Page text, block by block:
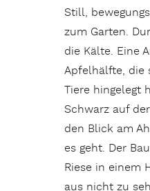
Still,
zum Garten.
die Kälte. Eine
Apfelhälfte, die
Tiere hingelegt
Schwarz auf
den Blick am
es geht. Der
Riese in einem
aus nicht zu